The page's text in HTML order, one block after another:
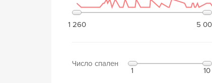
1 260 5
Число спален
1 10